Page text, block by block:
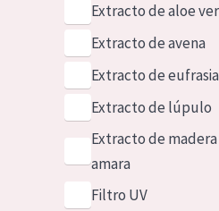
Extracto de aloe
Extracto de avena
Extracto de eufrasia
Extracto de lúpulo
Extracto de
amara
Filtro UV